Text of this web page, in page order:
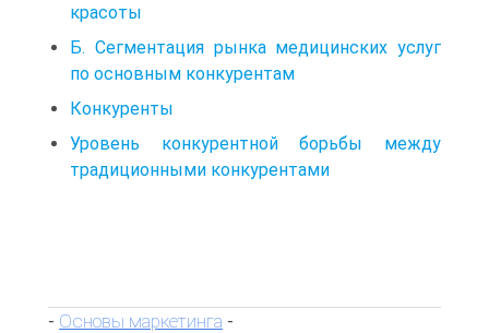
красоты
Б. Сегментация рынка медицинских услуг
по основным конкурентам
Конкуренты
Уровень конкурентной борьбы между
традиционными конкурентами
- Основы маркетинга -